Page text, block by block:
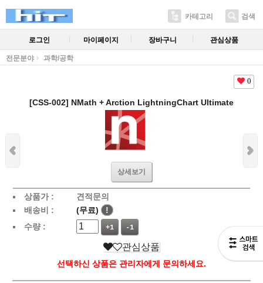
카테고리 검색
로그인 마이페이지 장바구니 관심상품
전문분야 과학/공학
0
[CSS-002] NMath + Arction LightningChart Ultimate
상세보기
상품가 :
견적문의
배송비 :
(무료)
!
수량 :
+1 -1
관심상품
선택하신 상품은 관리자에게 문의하세요.